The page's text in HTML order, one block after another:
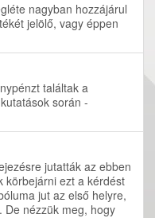
nagyban hozzájárul
jelölő, vagy éppen
találtak a
során -
jutatták az ebben
körbejárni ezt a kérdést
jut az első helyre,
De nézzük meg, hogy